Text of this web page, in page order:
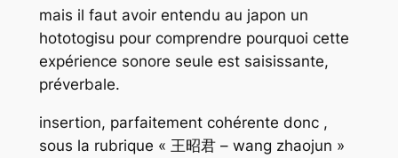
mais il faut avoir entendu au japon un
hototogisu pour comprendre pourquoi cette
expérience sonore seule est saisissante,
préverbale.
insertion, parfaitement cohérente donc ,
sous la rubrique « 王昭君 – wang zhaojun »